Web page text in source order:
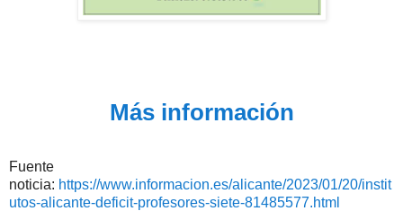
Más información
Fuente
noticia: https://www.informacion.es/alicante/2023/01/20/instit
utos-alicante-deficit-profesores-siete-81485577.html